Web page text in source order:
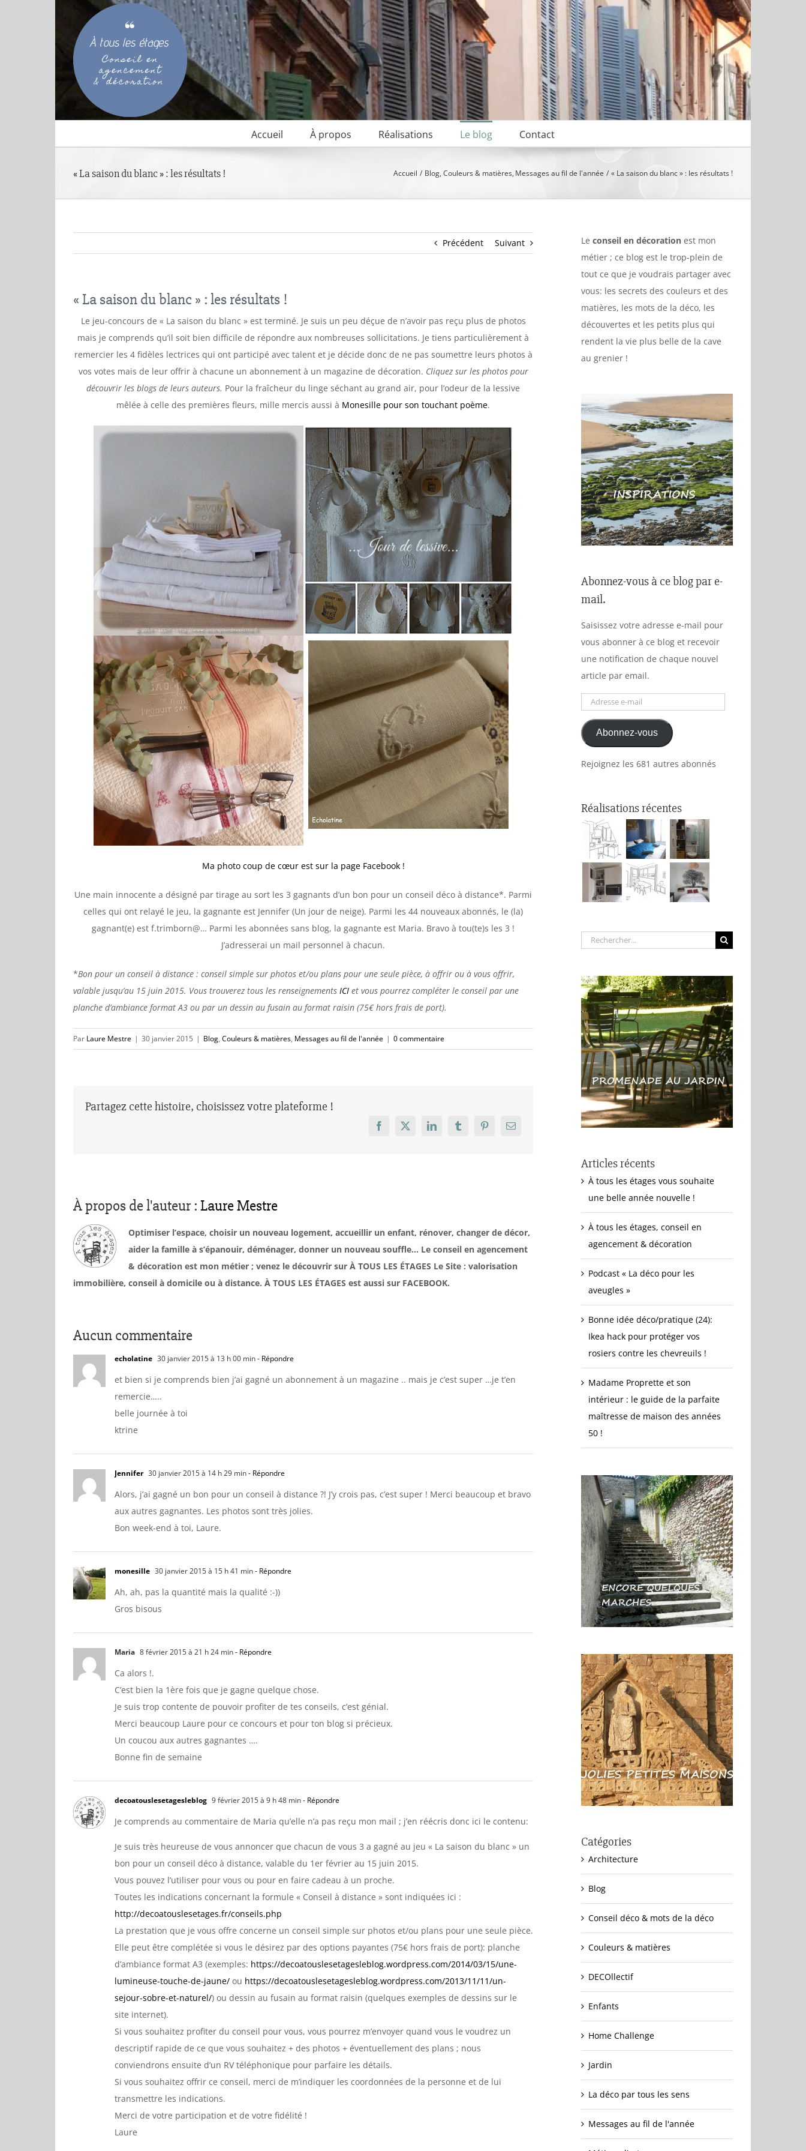
Accueil À propos Réalisations Le blog Contact
« La saison du blanc » : les résultats ! Accueil Blog Couleurs & matières Messages au fil de l'année « La saison du blanc » : les résultats !
Précédent Suivant
« La saison du blanc » : les résultats !
Le jeu-concours de « La saison du blanc » est terminé. Je suis un peu déçue de n’avoir pas reçu plus de photos
mais je comprends qu’il soit bien difficile de répondre aux nombreuses sollicitations. Je tiens particulièrement à
remercier les 4 fidèles lectrices qui ont participé avec talent et je décide donc de ne pas soumettre leurs photos à
vos votes mais de leur offrir à chacune un abonnement à un magazine de décoration. Cliquez sur les photos pour
découvrir les blogs de leurs auteurs. Pour la fraîcheur du linge séchant au grand air, pour l’odeur de la lessive
mêlée à celle des premières fleurs, mille mercis aussi à Monesille pour son touchant poème.
Ma photo coup de cœur est sur la page Facebook !
Une main innocente a désigné par tirage au sort les 3 gagnants d’un bon pour un conseil déco à distance*. Parmi
celles qui ont relayé le jeu, la gagnante est Jennifer (Un jour de neige). Parmi les 44 nouveaux abonnés, le (la)
gagnant(e) est f.trimborn@… Parmi les abonnées sans blog, la gagnante est Maria. Bravo à tou(te)s les 3 !
J’adresserai un mail personnel à chacun.
*Bon pour un conseil à distance : conseil simple sur photos et/ou plans pour une seule pièce, à offrir ou à vous offrir,
valable jusqu’au 15 juin 2015. Vous trouverez tous les renseignements ICI et vous pourrez compléter le conseil par une
planche d’ambiance format A3 ou par un dessin au fusain au format raisin (75€ hors frais de port).
Par Laure Mestre | 30 janvier 2015 | Blog, Couleurs & matières, Messages au fil de l'année | 0 commentaire
Partagez cette histoire, choisissez votre plateforme !
Facebook
X LinkedInTumblrPinterestEmail
À propos de l'auteur : Laure Mestre
Optimiser l’espace, choisir un nouveau logement, accueillir un enfant, rénover, changer de décor,
aider la famille à s’épanouir, déménager, donner un nouveau souffle… Le conseil en agencement
& décoration est mon métier ; venez le découvrir sur À TOUS LES ÉTAGES Le Site : valorisation
immobilière, conseil à domicile ou à distance. À TOUS LES ÉTAGES est aussi sur FACEBOOK.
Aucun commentaire
echolatine 30 janvier 2015 à 13 h 00 min- Répondre
et bien si je comprends bien j’ai gagné un abonnement à un magazine .. mais je c’est super …je t’en
remercie…..
belle journée à toi
ktrine
Jennifer 30 janvier 2015 à 14 h 29 min- Répondre
Alors, j’ai gagné un bon pour un conseil à distance ?! J’y crois pas, c’est super ! Merci beaucoup et bravo
aux autres gagnantes. Les photos sont très jolies.
Bon week-end à toi, Laure.
monesille 30 janvier 2015 à 15 h 41 min- Répondre
Ah, ah, pas la quantité mais la qualité :-))
Gros bisous
Maria 8 février 2015 à 21 h 24 min- Répondre
Ca alors !.
C’est bien la 1ère fois que je gagne quelque chose.
Je suis trop contente de pouvoir profiter de tes conseils, c’est génial.
Merci beaucoup Laure pour ce concours et pour ton blog si précieux.
Un coucou aux autres gagnantes ….
Bonne fin de semaine
decoatouslesetagesleblog 9 février 2015 à 9 h 48 min- Répondre
Je comprends au commentaire de Maria qu’elle n’a pas reçu mon mail ; j’en réécris donc ici le contenu:
Je suis très heureuse de vous annoncer que chacun de vous 3 a gagné au jeu « La saison du blanc » un
bon pour un conseil déco à distance, valable du 1er février au 15 juin 2015.
Vous pouvez l’utiliser pour vous ou pour en faire cadeau à un proche.
Toutes les indications concernant la formule « Conseil à distance » sont indiquées ici :
http://decoatouslesetages.fr/conseils.php
La prestation que je vous offre concerne un conseil simple sur photos et/ou plans pour une seule pièce.
Elle peut être complétée si vous le désirez par des options payantes (75€ hors frais de port): planche
d’ambiance format A3 (exemples: https://decoatouslesetagesleblog.wordpress.com/2014/03/15/une-
lumineuse-touche-de-jaune/ ou https://decoatouslesetagesleblog.wordpress.com/2013/11/11/un-
sejour-sobre-et-naturel/) ou dessin au fusain au format raisin (quelques exemples de dessins sur le
site internet).
Si vous souhaitez profiter du conseil pour vous, vous pourrez m’envoyer quand vous le voudrez un
descriptif rapide de ce que vous souhaitez + des photos + éventuellement des plans ; nous
conviendrons ensuite d’un RV téléphonique pour parfaire les détails.
Si vous souhaitez offrir ce conseil, merci de m’indiquer les coordonnées de la personne et de lui
transmettre les indications.
Merci de votre participation et de votre fidélité !
Laure
Le conseil en décoration est mon
métier ; ce blog est le trop-plein de
tout ce que je voudrais partager avec
vous: les secrets des couleurs et des
matières, les mots de la déco, les
découvertes et les petits plus qui
rendent la vie plus belle de la cave
au grenier !
Abonnez-vous à ce blog par e-
mail.
Saisissez votre adresse e-mail pour
vous abonner à ce blog et recevoir
une notification de chaque nouvel
article par email.
Adresse
mailAbonnez-vous
Rejoignez les 681 autres abonnés
Réalisations récentes
Rechercher:
Articles récents
À tous les étages vous souhaite
une belle année nouvelle !
À tous les étages, conseil en
agencement & décoration
Podcast « La déco pour les
aveugles »
Bonne idée déco/pratique (24):
Ikea hack pour protéger vos
rosiers contre les chevreuils !
Madame Proprette et son
intérieur : le guide de la parfaite
maîtresse de maison des années
50 !
Catégories
Architecture
Blog
Conseil déco & mots de la déco
Couleurs & matières
DECOllectif
Enfants
Home Challenge
Jardin
La déco par tous les sens
Messages au fil de l'année